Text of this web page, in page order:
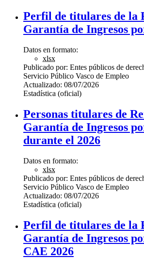
Perfil de titulares de la
Garantía de Ingresos
Datos en formato:
xlsx
Publicado por: Entes públicos de
Servicio Público Vasco de Empleo
Actualizado: 08/07/2026
Estadística (oficial)
Personas titulares de
Garantía de Ingresos
durante el 2026
Datos en formato:
xlsx
Publicado por: Entes públicos de
Servicio Público Vasco de Empleo
Actualizado: 08/07/2026
Estadística (oficial)
Perfil de titulares de la
Garantía de Ingresos
CAE 2026